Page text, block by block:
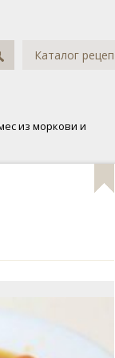
Каталог
из моркови и